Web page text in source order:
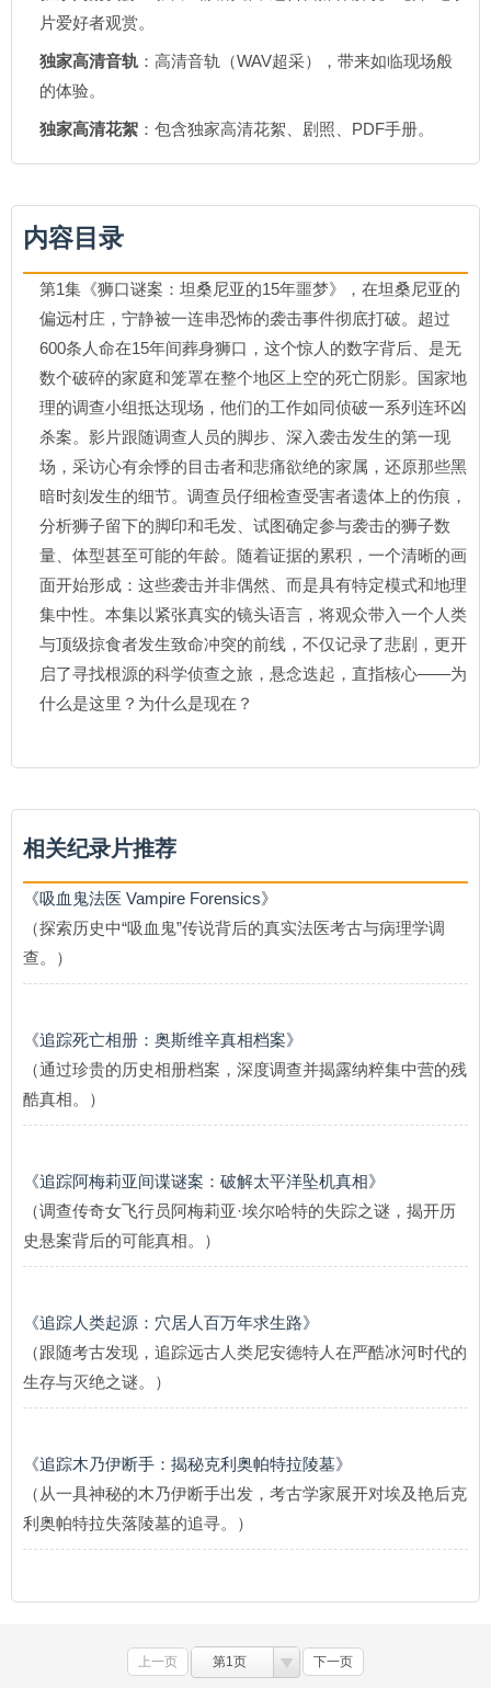
片爱好者观赏。
独家高清音轨 ：高清音轨（WAV超采），带来如临现场般
的体验。
独家高清花絮 ：包含独家高清花絮、剧照、PDF手册。
内容目录
第1集《狮口谜案：坦桑尼亚的15年噩梦》，在坦桑尼亚的
偏远村庄，宁静被一连串恐怖的袭击事件彻底打破。超过
600条人命在15年间葬身狮口，这个惊人的数字背后、是无
数个破碎的家庭和笼罩在整个地区上空的死亡阴影。国家地
理的调查小组抵达现场，他们的工作如同侦破一系列连环凶
杀案。影片跟随调查人员的脚步、深入袭击发生的第一现
场，采访心有余悸的目击者和悲痛欲绝的家属，还原那些黑
暗时刻发生的细节。调查员仔细检查受害者遗体上的伤痕，
分析狮子留下的脚印和毛发、试图确定参与袭击的狮子数
量、体型甚至可能的年龄。随着证据的累积，一个清晰的画
面开始形成：这些袭击并非偶然、而是具有特定模式和地理
集中性。本集以紧张真实的镜头语言，将观众带入一个人类
与顶级掠食者发生致命冲突的前线，不仅记录了悲剧，更开
启了寻找根源的科学侦查之旅，悬念迭起，直指核心——为
什么是这里？为什么是现在？
相关纪录片推荐
《吸血鬼法医 Vampire Forensics》
（探索历史中“吸血鬼”传说背后的真实法医考古与病理学调
查。）
《追踪死亡相册：奥斯维辛真相档案》
（通过珍贵的历史相册档案，深度调查并揭露纳粹集中营的残
酷真相。）
《追踪阿梅莉亚间谍谜案：破解太平洋坠机真相》
（调查传奇女飞行员阿梅莉亚·埃尔哈特的失踪之谜，揭开历
史悬案背后的可能真相。）
《追踪人类起源：穴居人百万年求生路》
（跟随考古发现，追踪远古人类尼安德特人在严酷冰河时代的
生存与灭绝之谜。）
《追踪木乃伊断手：揭秘克利奥帕特拉陵墓》
（从一具神秘的木乃伊断手出发，考古学家展开对埃及艳后克
利奥帕特拉失落陵墓的追寻。）
上一页 第1页 下一页